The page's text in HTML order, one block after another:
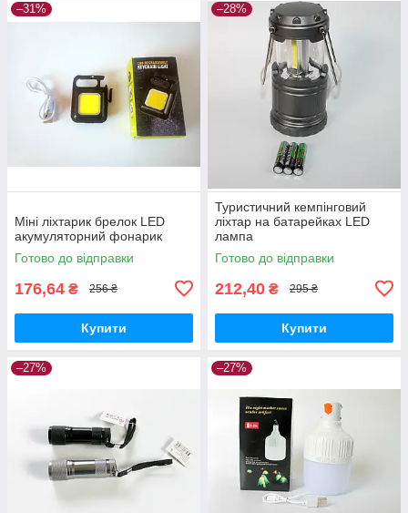
–31%
Міні ліхтарик брелок LED
акумуляторний фонарик
Готово до відправки
176,64 ₴ 256 ₴
Купити
–28%
Туристичний кемпінговий
ліхтар на батарейках LED
лампа
Готово до відправки
212,40 ₴ 295 ₴
Купити
–27% –27%